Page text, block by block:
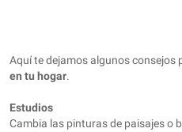
Aquí te dejamos algunos consejos
en tu hogar.
Estudios
Cambia las pinturas de paisajes o